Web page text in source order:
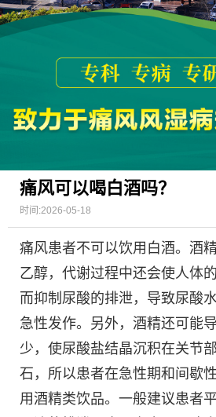
痛风可以喝白酒吗？
时间:2026-05-18
痛风患者不可以饮用白酒。酒
乙醇，代谢过程中还会使人体
而抑制尿酸的排泄，导致尿酸
急性发作。另外，酒精还可能
少，使尿酸盐结晶沉积在关节
石，所以患者在急性期和间歇
用酒精类饮品。一般建议患者